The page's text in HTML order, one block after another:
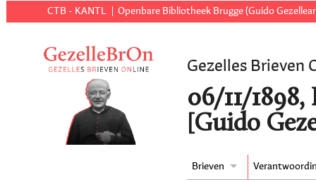
CTB - KANTL Openbare Bibliotheek Brugge (Guido
Gezelles Brieven
06/11/
[Guido
Brieven